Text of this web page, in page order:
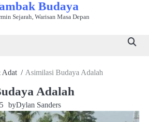
Budaya
Sejarah, Warisan Masa Depan
Adat Asimilasi Budaya Adalah
Adalah
byDylan Sanders